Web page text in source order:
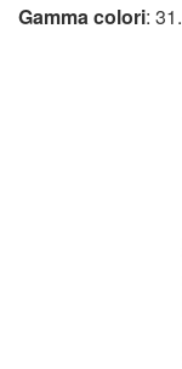
Gamma colori: 31.